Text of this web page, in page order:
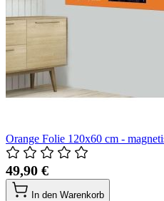
Orange Folie 120x60 cm -
49,90 €
In den Warenkorb